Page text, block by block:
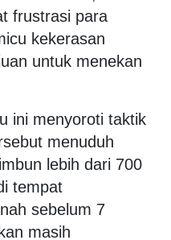
frustrasi para
kekerasan
untuk menekan
ini menyoroti taktik
menuduh
lebih dari 700
tempat
sebelum 7
masih